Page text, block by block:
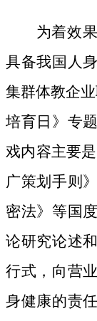
为着效
具备我国人
集群体教企
培育日》专
戏内容主要
广策划手则
密法》等国
论研究论述
行式，向营
身健康的责